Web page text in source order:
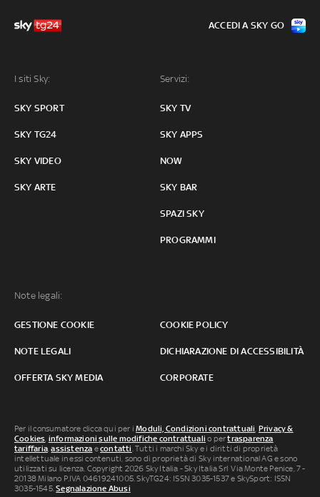
I siti Sky:
SKY SPORT
SKY TG24
SKY VIDEO
SKY ARTE
Servizi:
SKY TV
SKY APPS
NOW
SKY BAR
SPAZI SKY
PROGRAMMI
Note legali:
GESTIONE COOKIE COOKIE POLICY
NOTE LEGALI DICHIARAZIONE DI ACCESSIBILITÀ
OFFERTA SKY MEDIA CORPORATE
ACCEDI A SKY GO
Per il consumatore clicca qui per iModuli, Condizioni contrattuali, Privacy &
Cookies, informazioni sulle modifiche contrattuali o pertrasparenza
tariffaria,assistenza econtatti. Tutti i marchi Sky e i diritti di proprietà
intellettuale in essi contenuti, sono di proprietà di Sky international AG e sono
utilizzati su licenza. Copyright 2026 Sky Italia - Sky Italia Srl Via Monte Penice, 7 -
20138 Milano P.IVA 04619241005. SkyTG24: ISSN 3035-1537 e SkySport: ISSN
3035-1545.Segnalazione Abusi